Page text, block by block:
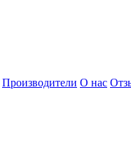
Производители О нас